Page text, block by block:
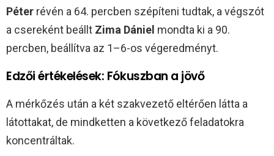
Péter révén a 64. percben szépíteni tudtak, a végszót
a csereként beállt Zima Dániel mondta ki a 90.
percben, beállítva az 1–6-os végeredményt.
Edzői értékelések: Fókuszban a jövő
A mérkőzés után a két szakvezető eltérően látta a
látottakat, de mindketten a következő feladatokra
koncentráltak.